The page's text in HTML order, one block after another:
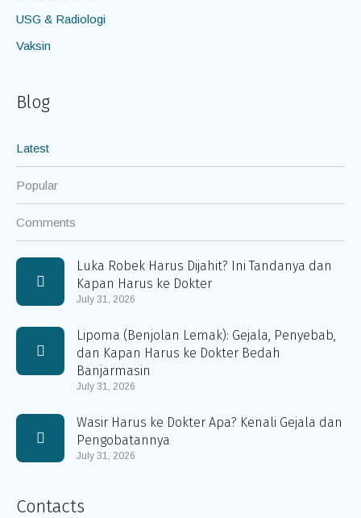
USG & Radiologi
Vaksin
Blog
Latest
Popular
Comments
Luka Robek Harus Dijahit? Ini Tandanya dan
Kapan Harus ke Dokter
July 31, 2026
Lipoma (Benjolan Lemak): Gejala, Penyebab,
dan Kapan Harus ke Dokter Bedah
Banjarmasin
July 31, 2026
Wasir Harus ke Dokter Apa? Kenali Gejala dan
Pengobatannya
July 31, 2026
Contacts